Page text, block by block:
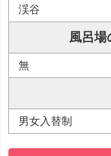
渓谷
風呂
無
男女入替制